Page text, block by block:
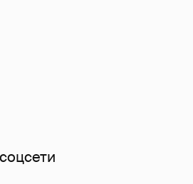
соцсети